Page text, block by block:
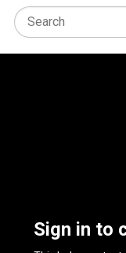
Sign in to